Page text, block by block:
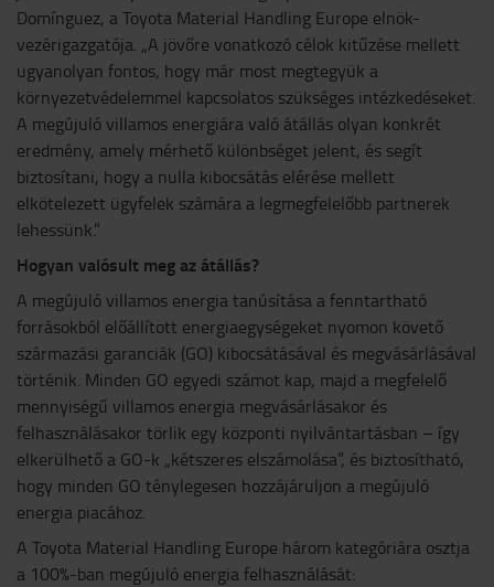
Domínguez, a Toyota Material Handling Europe elnök-
vezérigazgatója. „A jövőre vonatkozó célok kitűzése mellett
ugyanolyan fontos, hogy már most megtegyük a
környezetvédelemmel kapcsolatos szükséges intézkedéseket.
A megújuló villamos energiára való átállás olyan konkrét
eredmény, amely mérhető különbséget jelent, és segít
biztosítani, hogy a nulla kibocsátás elérése mellett
elkötelezett ügyfelek számára a legmegfelelőbb partnerek
lehessünk.”
Hogyan valósult meg az átállás?
A megújuló villamos energia tanúsítása a fenntartható
forrásokból előállított energiaegységeket nyomon követő
származási garanciák (GO) kibocsátásával és megvásárlásával
történik. Minden GO egyedi számot kap, majd a megfelelő
mennyiségű villamos energia megvásárlásakor és
felhasználásakor törlik egy központi nyilvántartásban – így
elkerülhető a GO-k „kétszeres elszámolása”, és biztosítható,
hogy minden GO ténylegesen hozzájáruljon a megújuló
energia piacához.
A Toyota Material Handling Europe három kategóriára osztja
a 100%-ban megújuló energia felhasználását: